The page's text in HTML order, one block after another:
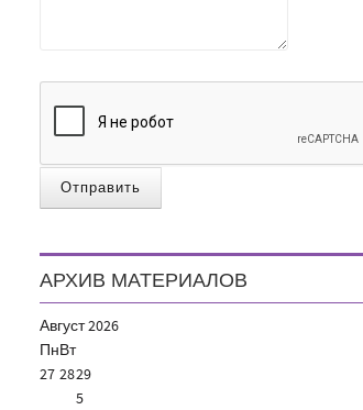
Отправить
АРХИВ МАТЕРИАЛОВ
Август2026
ПнВт
27 2829
5